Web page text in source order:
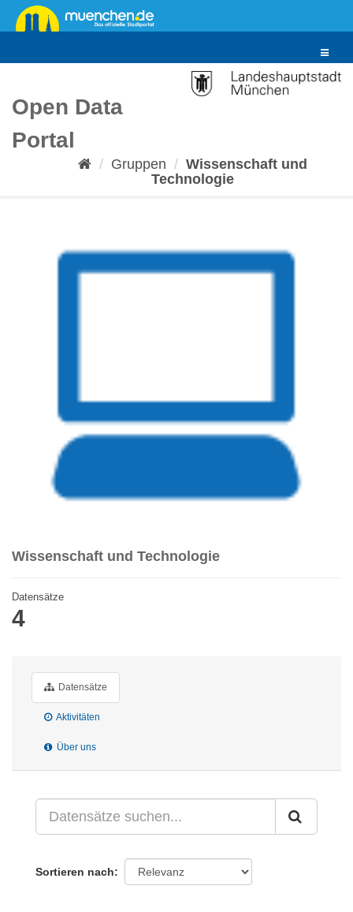
Überspringen
zum
Toggle
Open Data
Portal
Gruppen
Wissenschaft und
Technologie
Wissenschaft und Technologie
Datensätze
4
Datensätze
Aktivitäten
Über uns
Sortieren nach